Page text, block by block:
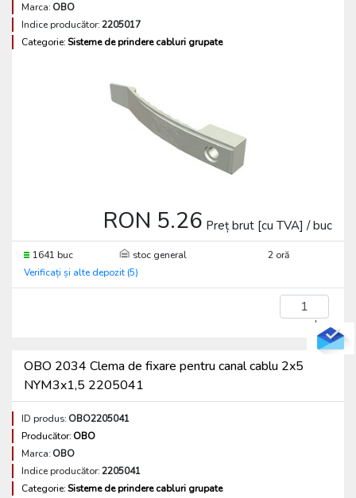
Marca: OBO
Indice producător:2205017
Categorie:Sisteme de prindere cabluri grupate
RON 5.26 Preț brut [cu TVA] / buc
1641 buc stoc general
2 oră
Verificați și alte depozit (5)
buc
OBO 2034 Clema de fixare pentru canal cablu 2x5
NYM3x1,5 2205041
ID produs: OBO2205041
Producător: OBO
Marca: OBO
Indice producător:2205041
Categorie:Sisteme de prindere cabluri grupate